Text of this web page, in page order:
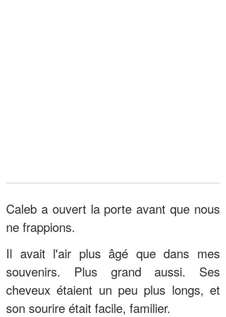
Caleb a ouvert la porte avant que nous
ne frappions.
Il avait l'air plus âgé que dans mes
souvenirs. Plus grand aussi. Ses
cheveux étaient un peu plus longs, et
son sourire était facile, familier.